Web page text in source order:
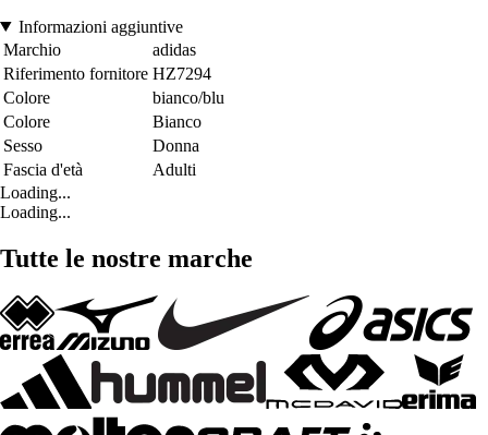
Informazioni aggiuntive
Marchio
adidas
Riferimento fornitore HZ7294
Colore
bianco/blu
Colore
Bianco
Sesso
Donna
Fascia d'età
Adulti
Loading...
Loading...
Tutte le nostre marche